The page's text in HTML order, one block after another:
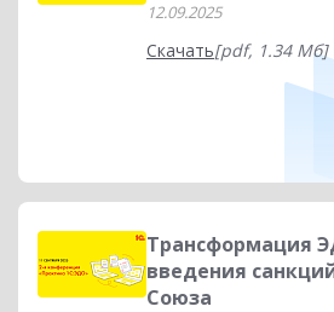
12.09.2025
Скачать[pdf, 1.34 Мб]
Трансформация
введения
Союза